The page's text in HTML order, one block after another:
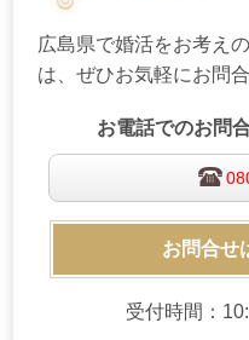
広島県で婚活をお考え
は、ぜひお気軽にお問
お電話でのお問
お問合せ
受付時間：